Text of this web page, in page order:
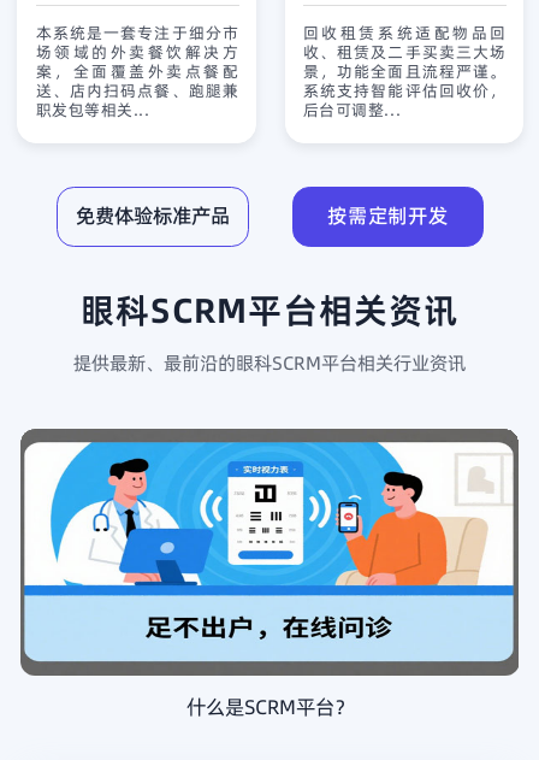
查看详情 免费试用 查看详情 免费试用
本系统是一套专注于细分市
场领域的外卖餐饮解决方
案，全面覆盖外卖点餐配
送、店内扫码点餐、跑腿兼
职发包等相关...
回收租赁系统适配物品回
收、租赁及二手买卖三大场
景，功能全面且流程严谨。
系统支持智能评估回收价，
后台可调整...
免费体验标准产品 按需定制开发
眼科SCRM平台相关资讯
提供最新、最前沿的眼科SCRM平台相关行业资讯
什么是SCRM平台？